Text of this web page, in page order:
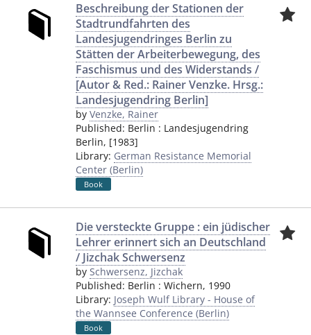
Beschreibung der Stationen der
Stadtrundfahrten des
Landesjugendringes Berlin zu
Stätten der Arbeiterbewegung, des
Faschismus und des Widerstands /
[Autor & Red.: Rainer Venzke. Hrsg.:
Landesjugendring Berlin]
by Venzke, Rainer
Published: Berlin : Landesjugendring
Berlin, [1983]
Library: German Resistance Memorial
Center (Berlin)
Book
Die versteckte Gruppe : ein jüdischer
Lehrer erinnert sich an Deutschland
/ Jizchak Schwersenz
by Schwersenz, Jizchak
Published: Berlin : Wichern, 1990
Library: Joseph Wulf Library - House of
the Wannsee Conference (Berlin)
Book